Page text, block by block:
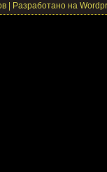
| Разработано на